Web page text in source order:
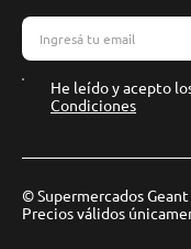
He leído y acepto
Condiciones
© Supermercados
Precios válidos